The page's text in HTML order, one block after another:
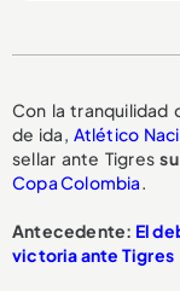
Con la tranquilidad
de ida, Atlético
sellar ante Tigres
Copa Colombia.
Antecedente: El
victoria ante Tigres